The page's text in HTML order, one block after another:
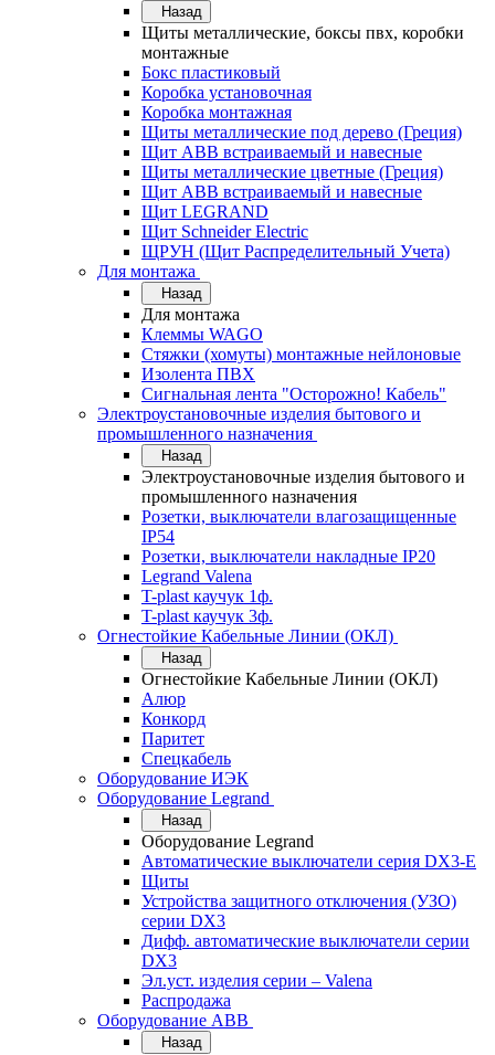
Назад
Щиты металлические, боксы пвх, коробки
монтажные
Бокс пластиковый
Коробка установочная
Коробка монтажная
Щиты металлические под дерево (Греция)
Щит ABB встраиваемый и навесные
Щиты металлические цветные (Греция)
Щит ABB встраиваемый и навесные
Щит LEGRAND
Щит Schneider Electric
ЩРУН (Щит Распределительный Учета)
Для монтажа
Назад
Для монтажа
Клеммы WAGO
Стяжки (хомуты) монтажные нейлоновые
Изолента ПВХ
Сигнальная лента "Осторожно! Кабель"
Электроустановочные изделия бытового и
промышленного назначения
Назад
Электроустановочные изделия бытового и
промышленного назначения
Розетки, выключатели влагозащищенные
IP54
Розетки, выключатели накладные IP20
Legrand Valena
T-plast каучук 1ф.
T-plast каучук 3ф.
Огнестойкие Кабельные Линии (ОКЛ)
Назад
Огнестойкие Кабельные Линии (ОКЛ)
Алюр
Конкорд
Паритет
Спецкабель
Оборудование ИЭК
Оборудование Legrand
Назад
Оборудование Legrand
Автоматические выключатели серия DX3-E
Щиты
Устройства защитного отключения (УЗО)
серии DX3
Дифф. автоматические выключатели серии
DX3
Эл.уст. изделия серии – Valena
Распродажа
Оборудование АВВ
Назад